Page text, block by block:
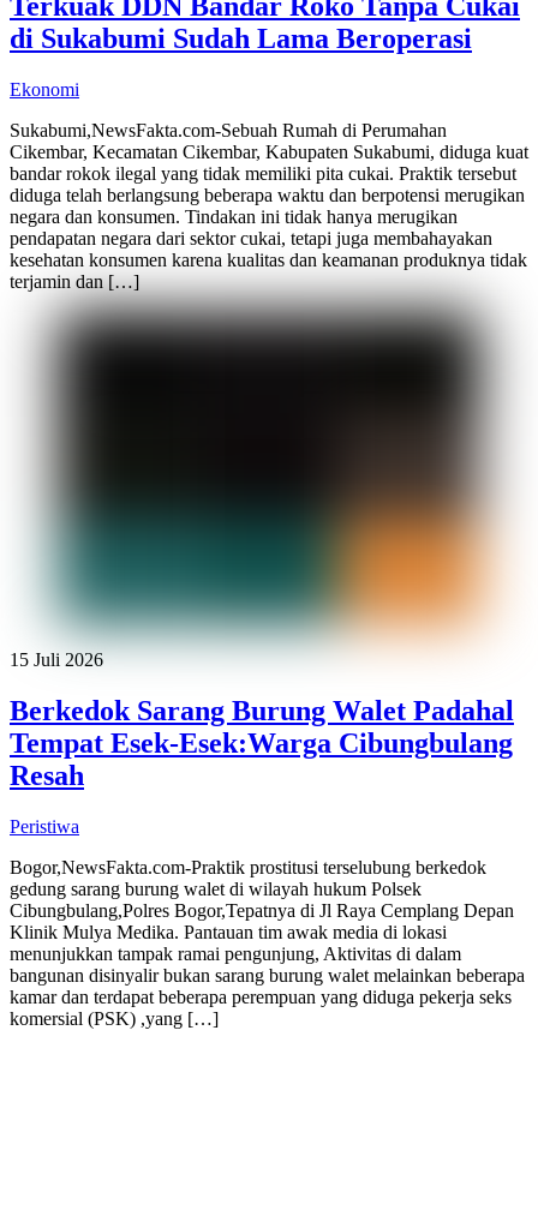
di Sukabumi Sudah Lama Beroperasi
Ekonomi
Sukabumi,NewsFakta.com-Sebuah Rumah di Perumahan
Cikembar, Kecamatan Cikembar, Kabupaten Sukabumi, diduga kuat
bandar rokok ilegal yang tidak memiliki pita cukai. Praktik tersebut
diduga telah berlangsung beberapa waktu dan berpotensi merugikan
negara dan konsumen. Tindakan ini tidak hanya merugikan
pendapatan negara dari sektor cukai, tetapi juga membahayakan
kesehatan konsumen karena kualitas dan keamanan produknya tidak
terjamin dan […]
15 Juli 2026
Berkedok Sarang Burung Walet Padahal
Tempat Esek-Esek:Warga Cibungbulang
Resah
Peristiwa
Bogor,NewsFakta.com-Praktik prostitusi terselubung berkedok
gedung sarang burung walet di wilayah hukum Polsek
Cibungbulang,Polres Bogor,Tepatnya di Jl Raya Cemplang Depan
Klinik Mulya Medika. Pantauan tim awak media di lokasi
menunjukkan tampak ramai pengunjung, Aktivitas di dalam
bangunan disinyalir bukan sarang burung walet melainkan beberapa
kamar dan terdapat beberapa perempuan yang diduga pekerja seks
komersial (PSK) ,yang […]